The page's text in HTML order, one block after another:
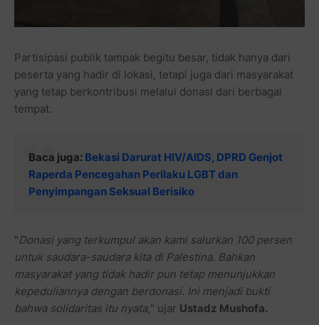
Partisipasi publik tampak begitu besar, tidak hanya dari
peserta yang hadir di lokasi, tetapi juga dari masyarakat
yang tetap berkontribusi melalui donasi dari berbagai
tempat.
Baca juga: Bekasi Darurat HIV/AIDS, DPRD Genjot
Raperda Pencegahan Perilaku LGBT dan
Penyimpangan Seksual Berisiko
"Donasi yang terkumpul akan kami salurkan 100 persen
untuk saudara-saudara kita di Palestina. Bahkan
masyarakat yang tidak hadir pun tetap menunjukkan
kepeduliannya dengan berdonasi. Ini menjadi bukti
bahwa solidaritas itu nyata," ujar Ustadz Mushofa.